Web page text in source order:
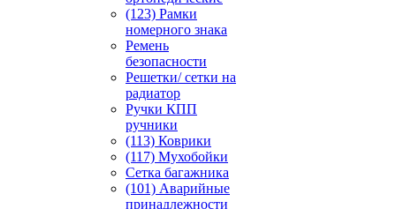
(123) Рамки
номерного знака
Ремень
безопасности
Решетки/ сетки на
радиатор
Ручки КПП
ручники
(113) Коврики
(117) Мухобойки
Сетка багажника
(101) Аварийные
принадлежности